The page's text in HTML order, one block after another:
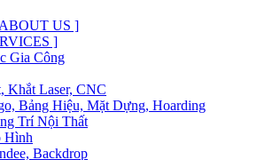
US ]
]
Gia Công
Khắt Laser, CNC
Bảng Hiệu, Mặt Dựng, Hoarding
Trí Nội Thất
Hình
Backdrop